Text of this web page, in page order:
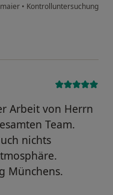
• Kontrolluntersuchung
Arbeit von Herrn
Team.
nichts
Münchens.